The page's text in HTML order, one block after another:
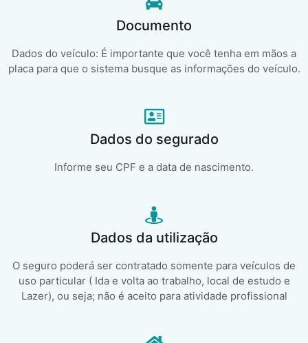
Documento
Dados do veículo: É importante que você tenha em mãos a
placa para que o sistema busque as informações do veículo.
Dados do segurado
Informe seu CPF e a data de nascimento.
Dados da utilização
O seguro poderá ser contratado somente para veículos de
uso particular ( Ida e volta ao trabalho, local de estudo e
Lazer), ou seja; não é aceito para atividade profissional